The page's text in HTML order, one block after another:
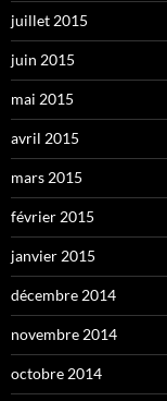
juillet 2015
juin 2015
mai 2015
avril 2015
mars 2015
février 2015
janvier 2015
décembre 2014
novembre 2014
octobre 2014